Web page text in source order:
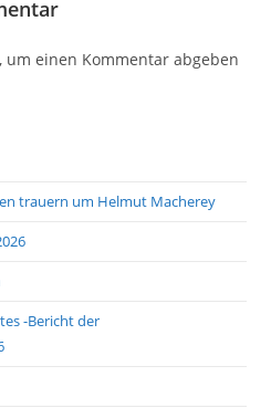
um einen Kommentar abgeben
trauern um Helmut Macherey
-Bericht der